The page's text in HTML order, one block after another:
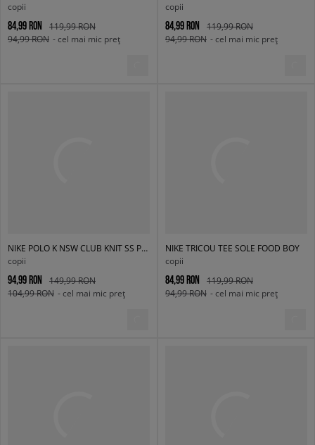
copii
84,99 RON
119,99 RON
94,99 RON - cel mai mic preț
copii
84,99 RON
119,99 RON
94,99 RON - cel mai mic preț
NIKE POLO K NSW CLUB KNIT SS POLO LBR BOY
copii
94,99 RON
149,99 RON
104,99 RON - cel mai mic preț
NIKE TRICOU TEE SOLE FOOD BOY
copii
84,99 RON
119,99 RON
94,99 RON - cel mai mic preț